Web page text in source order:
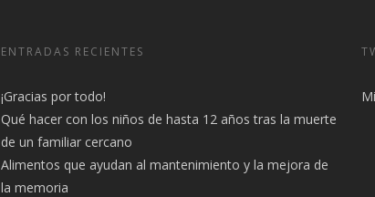
ENTRADAS RECIENTES
¡Gracias por todo!
Qué hacer con los niños de hasta 12 años tras la muerte
de un familiar cercano
Alimentos que ayudan al mantenimiento y la mejora de
la memoria